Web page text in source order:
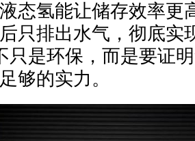
态氢能让储存效率更
只排出水气，彻底实
只是环保，而是要证
够的实力。